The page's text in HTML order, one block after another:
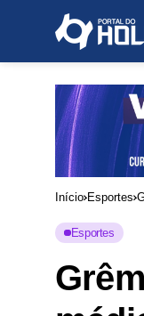
Início Esportes
Esportes